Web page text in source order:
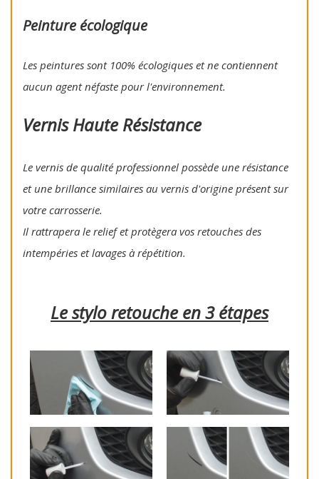
Peinture écologique
Les peintures sont 100% écologiques et ne contiennent
aucun agent néfaste pour l'environnement.
Vernis Haute Résistance
Le vernis de qualité professionnel possède une résistance
et une brillance similaires au vernis d'origine présent sur
votre carrosserie.
Il rattrapera le relief et protègera vos retouches des
intempéries et lavages à répétition.
Le stylo retouche en 3 étapes